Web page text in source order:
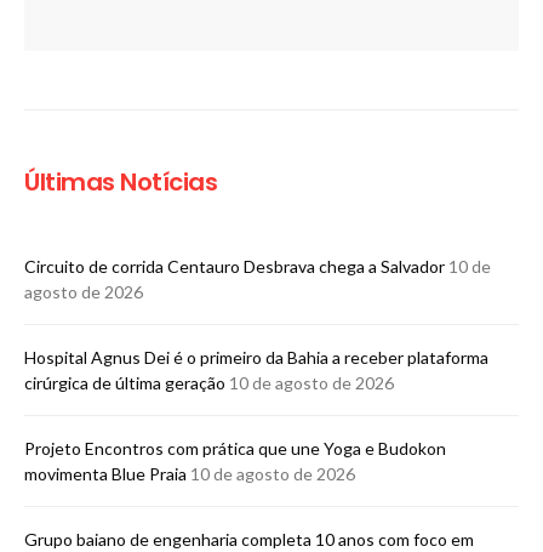
Últimas Notícias
Circuito de corrida Centauro Desbrava chega a Salvador 10 de
agosto de 2026
Hospital Agnus Dei é o primeiro da Bahia a receber plataforma
cirúrgica de última geração 10 de agosto de 2026
​Projeto Encontros com prática que une Yoga e Budokon
movimenta Blue Praia 10 de agosto de 2026
Grupo baiano de engenharia completa 10 anos com foco em